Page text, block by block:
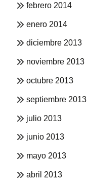
febrero 2014
enero 2014
diciembre 2013
noviembre 2013
octubre 2013
septiembre 2013
julio 2013
junio 2013
mayo 2013
abril 2013